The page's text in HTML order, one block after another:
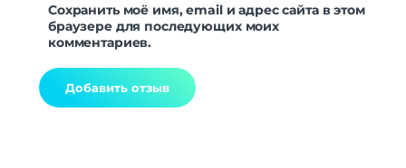
Сохранить моё имя, email и адрес сайта в этом
браузере для последующих моих
комментариев.